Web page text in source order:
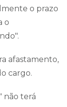
o prazo
o
afastamento,
cargo.
não terá